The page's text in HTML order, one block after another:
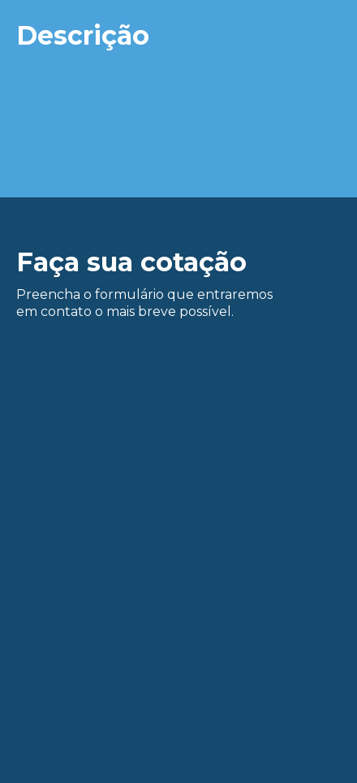
Descrição
Faça sua cotação
Preencha o formulário que entraremos
em contato o mais breve possível.